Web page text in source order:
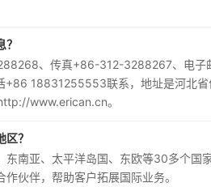
、传真+86-312-3288267、电子
+86 18831255553联系，地址是河北省
www.erican.cn。
？
东南亚、太平洋岛国、东欧等30多个国
伙伴，帮助客户拓展国际业务。